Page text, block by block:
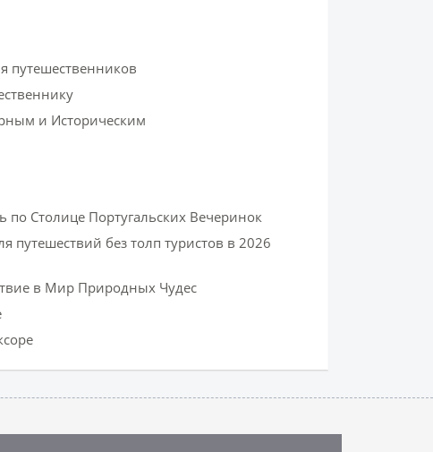
путешественников
и Историческим
Столице Португальских Вечеринок
путешествий без толп туристов в 2026
в Мир Природных Чудес